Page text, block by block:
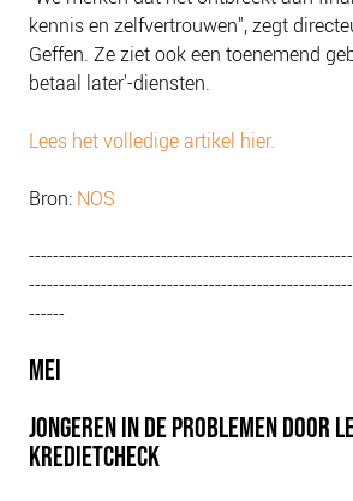
kennis en zelfvertrouwen", zegt
Geffen. Ze ziet ook een toenemend
betaal later'-diensten.
Lees het volledige artikel hier.
Bron: NOS
------
MEI
JONGEREN IN DE PROBLEMEN DOOR
KREDIETCHECK